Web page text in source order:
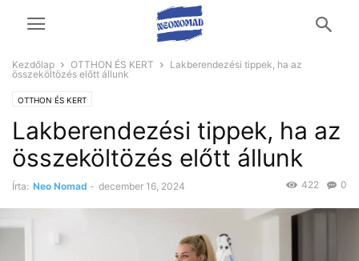
Kezdőlap OTTHON ÉS KERT
Lakberendezési tippek, ha az
összeköltözés előtt állunk
OTTHON ÉS KERT
Lakberendezési tippek, ha az
összeköltözés előtt állunk
Írta: Neo Nomad - december 16, 2024 0
422